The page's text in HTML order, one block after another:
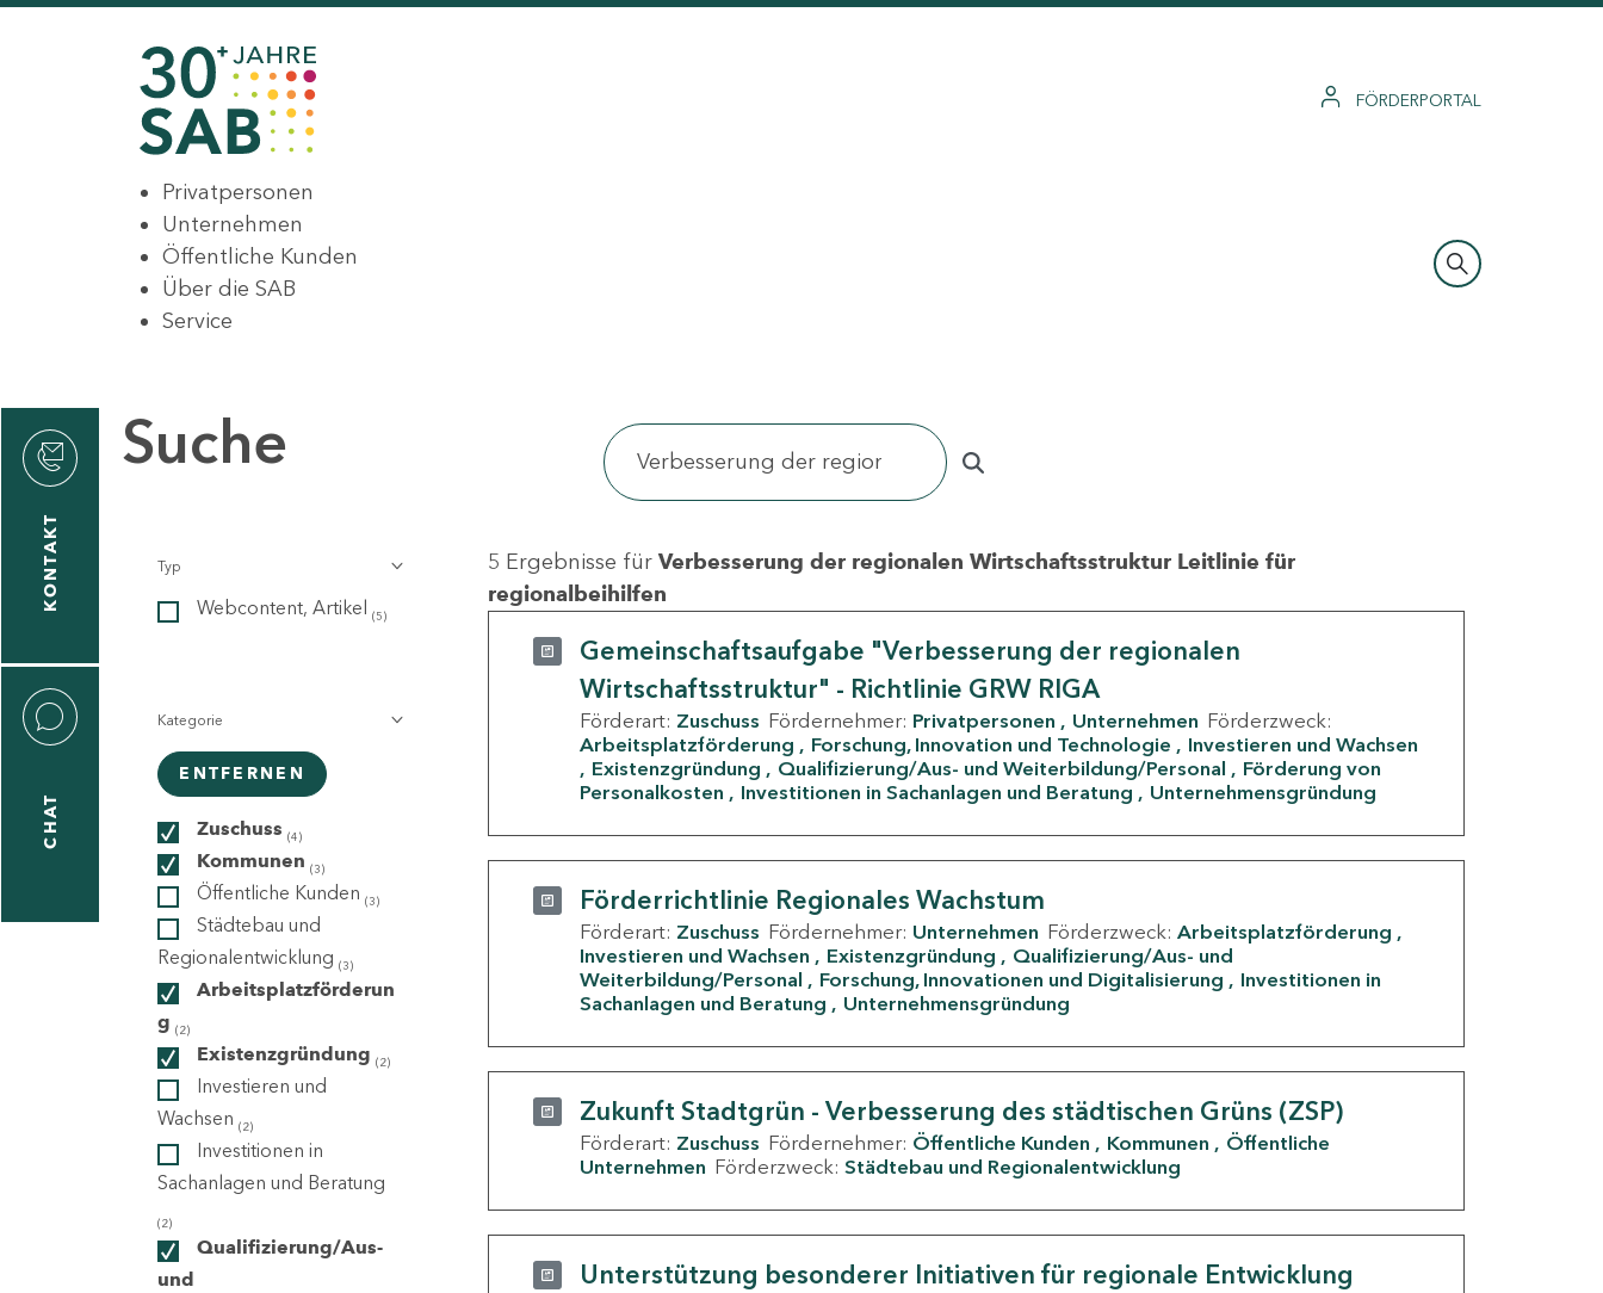
FÖRDERPORTAL
Privatpersonen
Unternehmen
Öffentliche Kunden
Über die SAB
Service
KONTAKT
CHAT
Suche
Typ
Webcontent, Artikel (5)
Kategorie
ENTFERNEN
Zuschuss (4)
Kommunen (3)
Öffentliche Kunden (3)
Städtebau und
Regionalentwicklung (3)
Arbeitsplatzförderun
g (2)
Existenzgründung (2)
Investieren und
Wachsen (2)
Investitionen in
Sachanlagen und Beratung
(2)
Qualifizierung/Aus-
und
5 Ergebnisse für Verbesserung der regionalen Wirtschaftsstruktur Leitlinie für
regionalbeihilfen
Gemeinschaftsaufgabe "Verbesserung der regionalen
Wirtschaftsstruktur" - Richtlinie GRW RIGA
Förderart: Zuschuss Fördernehmer: Privatpersonen Unternehmen Förderzweck:
Arbeitsplatzförderung
Forschung, Innovation und Technologie
Investieren und Wachsen
Existenzgründung
Qualifizierung/Aus- und Weiterbildung/Personal
Förderung von
Personalkosten
Investitionen in Sachanlagen und Beratung Unternehmensgründung
Förderrichtlinie Regionales Wachstum
Förderart: Zuschuss Fördernehmer: Unternehmen Förderzweck: Arbeitsplatzförderung
Investieren und Wachsen
Existenzgründung
Qualifizierung/Aus- und
Weiterbildung/Personal
Forschung, Innovationen und Digitalisierung
Investitionen in
Sachanlagen und Beratung
Unternehmensgründung
Zukunft Stadtgrün - Verbesserung des städtischen Grüns (ZSP)
Förderart: Zuschuss Fördernehmer: Öffentliche Kunden Kommunen
Öffentliche
Unternehmen Förderzweck: Städtebau und Regionalentwicklung
Unterstützung besonderer Initiativen für regionale Entwicklung